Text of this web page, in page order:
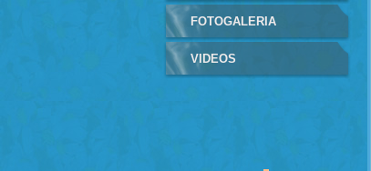
FOTOGALERIA
VIDEOS